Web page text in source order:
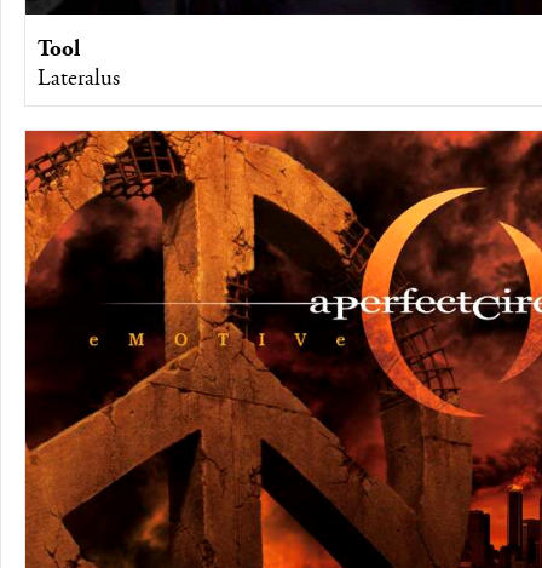
Tool
Lateralus